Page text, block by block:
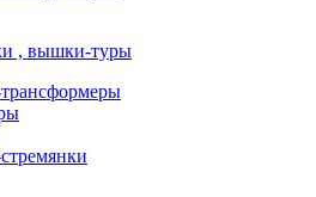
, вышки-туры